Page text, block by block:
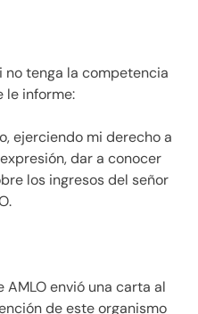
no tenga la competencia
le informe:
ejerciendo mi derecho a
dar a conocer
los ingresos del señor
envió una carta al
de este organismo